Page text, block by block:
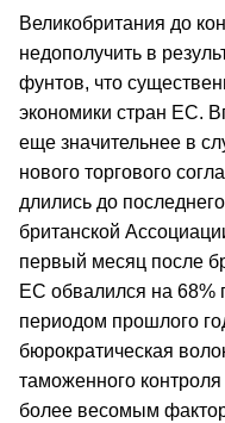
Великобритания до
недополучить в
фунтов, что
экономики стран ЕС.
еще значительнее в
нового торгового
длились до
британской
первый месяц после
ЕС обвалился на 68%
периодом прошлого
бюрократическая
таможенного
более весомым